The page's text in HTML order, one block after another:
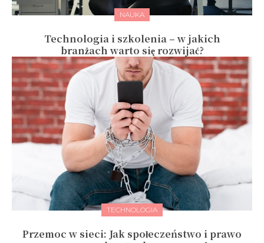
NAUKA
Technologia i szkolenia – w jakich
branżach warto się rozwijać?
TECHNOLOGIA
Przemoc w sieci: Jak społeczeństwo i prawo